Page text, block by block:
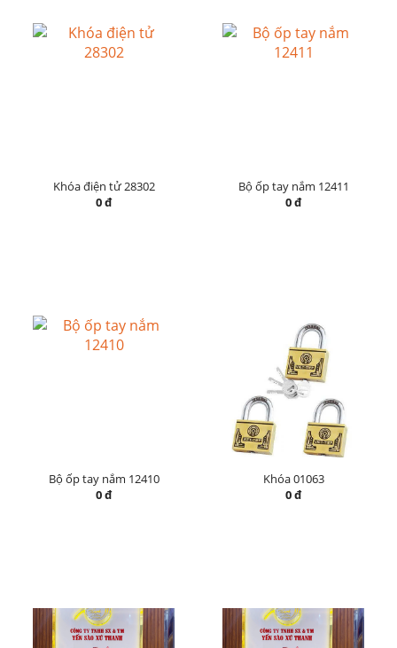
Khóa điện tử 28302
0 đ
Bộ ốp tay nắm 12411
0 đ
Bộ ốp tay nắm 12410
0 đ
Khóa 01063
0 đ